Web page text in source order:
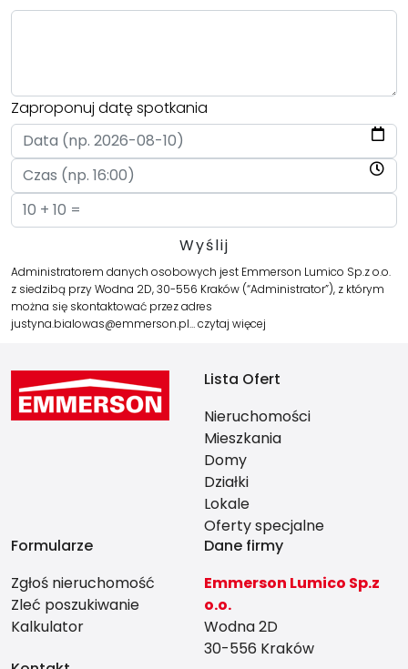
Zaproponuj datę spotkania
Administratorem danych osobowych jest Emmerson Lumico Sp.z o.o.
z siedzibą przy Wodna 2D, 30-556 Kraków (“Administrator”), z którym
można się skontaktować przez adres
justyna.bialowas@emmerson.pl…czytaj więcej
Lista Ofert
Nieruchomości
Mieszkania
Domy
Działki
Lokale
Oferty specjalne
Formularze
Zgłoś nieruchomość
Zleć poszukiwanie
Kalkulator
Dane firmy
Emmerson Lumico Sp.z
o.o.
Wodna 2D
30-556 Kraków